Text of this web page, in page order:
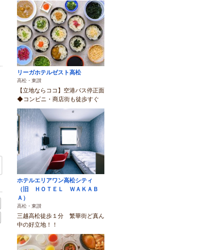
空き状況・料金を見る
リーガホテルゼスト高松
高松・東讃
【立地ならココ】空港バス停正面
◆コンビニ・商店街も徒歩すぐ
ホテルエリアワン高松シティ
（旧 ＨＯＴＥＬ ＷＡＫＡＢ
Ａ）
高松・東讃
三越高松徒歩１分 繁華街ど真ん
中の好立地！！